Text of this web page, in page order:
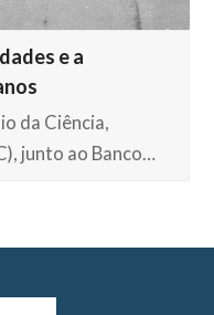
e a
da Ciência,
junto ao Banco…